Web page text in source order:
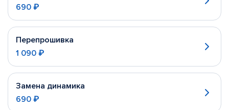
690 ₽
Перепрошивка
1 090 ₽
Замена динамика
690 ₽